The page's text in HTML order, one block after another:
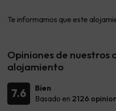
Te informamos que este
Opiniones de nuestros
alojamiento
7.6
Bien
Basado en 2126